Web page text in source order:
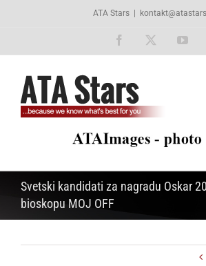
ATA Stars
Facebook
Svetski kandidati za nagradu Oskar
bioskopu MOJ OFF